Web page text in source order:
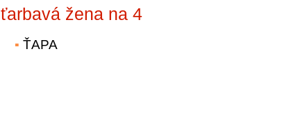
ťarbavá žena na 4
ŤAPA